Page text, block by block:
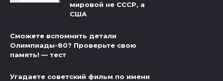
мировой не СССР, а
США
Сможете вспомнить детали
Олимпиады-80? Проверьте свою
память! — тест
Угадаете советский фильм по имени